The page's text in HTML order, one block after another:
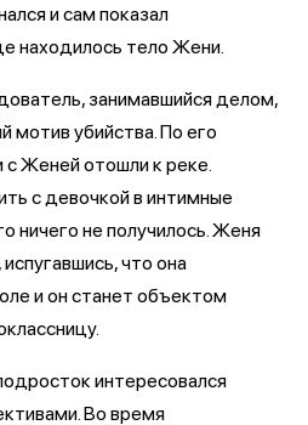
и сам показал
находилось тело Жени.
занимавшийся делом,
мотив убийства. По его
с Женей отошли к реке.
с девочкой в интимные
ничего не получилось. Женя
что она
и он станет объектом
интересовался
Во время